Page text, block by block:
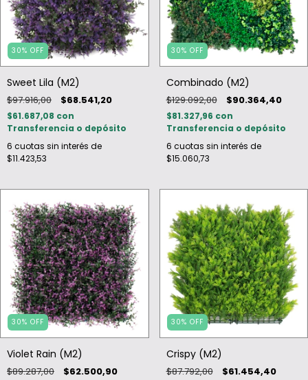
30% OFF
Sweet Lila (M2)
$97.916,00 $68.541,20
$61.687,08 con
Transferencia o depósito
6 cuotas sin interés de
$11.423,53
30% OFF
Combinado (M2)
$129.092,00 $90.364,40
$81.327,96 con
Transferencia o depósito
6 cuotas sin interés de
$15.060,73
30% OFF
Violet Rain (M2)
$89.287,00 $62.500,90
30% OFF
Crispy (M2)
$87.792,00 $61.454,40